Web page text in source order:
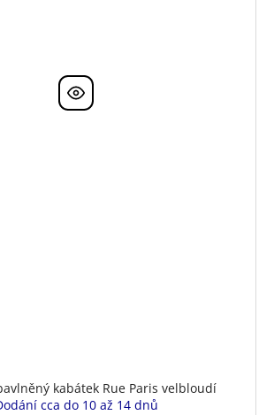
kabátek Rue Paris velbloudí
cca do 10 až 14 dnů